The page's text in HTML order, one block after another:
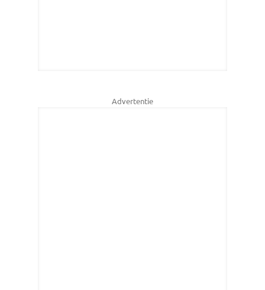
Advertentie